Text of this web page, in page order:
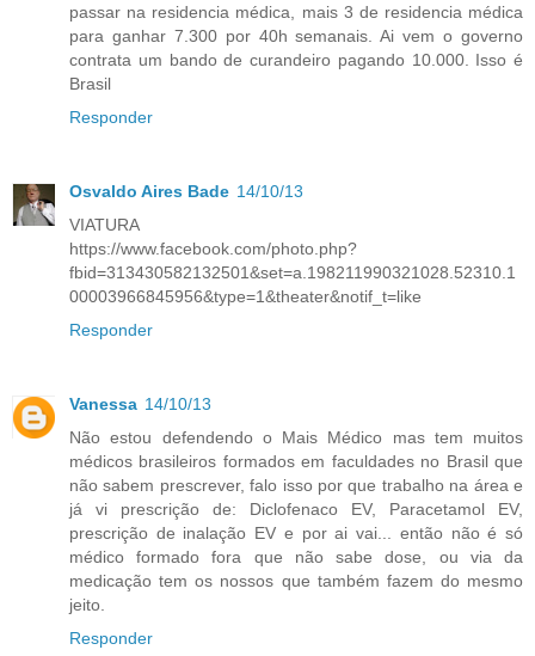
passar na residencia médica, mais 3 de residencia médica
para ganhar 7.300 por 40h semanais. Ai vem o governo
contrata um bando de curandeiro pagando 10.000. Isso é
Brasil
Responder
Osvaldo Aires Bade 14/10/13
VIATURA
https://www.facebook.com/photo.php?
fbid=313430582132501&set=a.198211990321028.52310.1
00003966845956&type=1&theater&notif_t=like
Responder
Vanessa 14/10/13
Não estou defendendo o Mais Médico mas tem muitos
médicos brasileiros formados em faculdades no Brasil que
não sabem prescrever, falo isso por que trabalho na área e
já vi prescrição de: Diclofenaco EV, Paracetamol EV,
prescrição de inalação EV e por ai vai... então não é só
médico formado fora que não sabe dose, ou via da
medicação tem os nossos que também fazem do mesmo
jeito.
Responder